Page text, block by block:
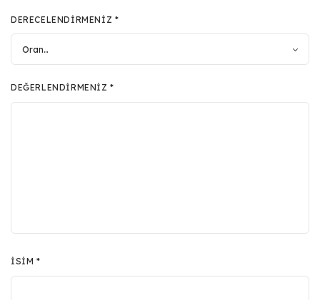
DERECELENDIRMENIZ *
DEĞERLENDIRMENIZ*
İSIM*